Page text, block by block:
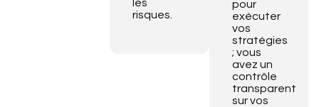
les
risques.
pour
exécuter
vos
stratégies
; vous
avez un
contrôle
transparent
sur vos